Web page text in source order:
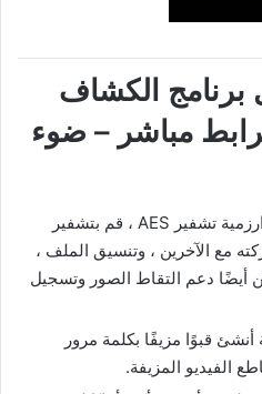
الكشاف
برابط مباشر – ضوء
ميزة Vault : باستخدام خوارزمية تشفير AES ، قم بتشفير
مع الآخرين ، وتنسيق الملف ،
أيضًا دعم التقاط الصور وتسجيل
أنشئ قبوًا مزيفًا بكلمة مرور
الفيديو المزيفة.